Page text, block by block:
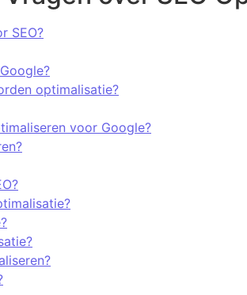
SEO?
optimalisatie?
voor Google?